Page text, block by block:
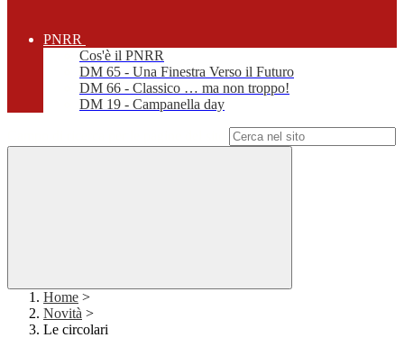
PNRR
Cos'è il PNRR
DM 65 - Una Finestra Verso il Futuro
DM 66 - Classico … ma non troppo!
DM 19 - Campanella day
Home >
Novità >
Le circolari